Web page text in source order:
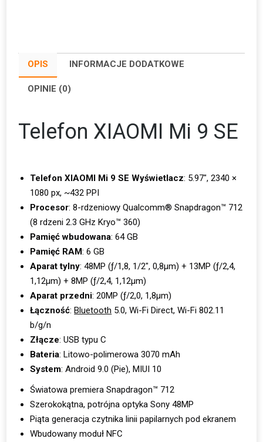
OPIS INFORMACJE DODATKOWE
OPINIE (0)
Telefon XIAOMI Mi 9 SE
Telefon XIAOMI Mi 9 SE Wyświetlacz: 5.97″, 2340 ×
1080 px, ~432 PPI
Procesor: 8-rdzeniowy Qualcomm® Snapdragon™ 712
(8 rdzeni 2.3 GHz Kryo™ 360)
Pamięć wbudowana: 64 GB
Pamięć RAM: 6 GB
Aparat tylny: 48MP (ƒ/1,8, 1/2″, 0,8µm) + 13MP (ƒ/2,4,
1,12µm) + 8MP (ƒ/2,4, 1,12µm)
Aparat przedni: 20MP (ƒ/2,0, 1,8µm)
Łączność:Bluetooth 5.0, Wi-Fi Direct, Wi-Fi 802.11
b/g/n
Złącze: USB typu C
Bateria: Litowo-polimerowa 3070 mAh
System: Android 9.0 (Pie), MIUI 10
Światowa premiera Snapdragon™ 712
Szerokokątna, potrójna optyka Sony 48MP
Piąta generacja czytnika linii papilarnych pod ekranem
Wbudowany moduł NFC